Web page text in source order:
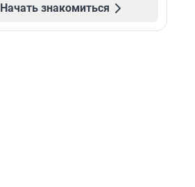
Начать знакомиться